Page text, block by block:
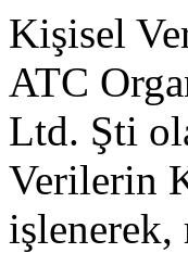
Kişisel
ATC
Ltd. Şti
Verilerin
işlenerek,